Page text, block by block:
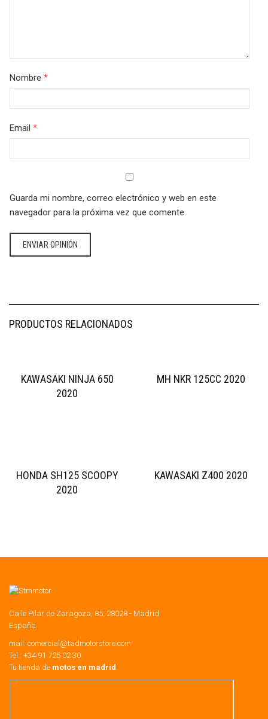
Nombre *
Email *
Guarda mi nombre, correo electrónico y web en este
navegador para la próxima vez que comente.
PRODUCTOS RELACIONADOS
KAWASAKI NINJA 650
2020
MH NKR 125CC 2020
HONDA SH125 SCOOPY
2020
KAWASAKI Z400 2020
Calle Pilar de Zaragoza, 85, 28028 - Madrid
España.
mail: comercial@tadmotorstore.com
Tel:: +34 91 725 02 30
Tu tienda de motos en madrid .